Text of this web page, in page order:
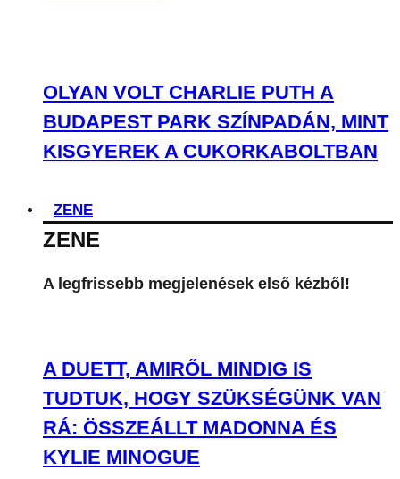
OLYAN VOLT CHARLIE PUTH A
BUDAPEST PARK SZÍNPADÁN, MINT
KISGYEREK A CUKORKABOLTBAN
ZENE
ZENE
A legfrissebb megjelenések első kézből!
A DUETT, AMIRŐL MINDIG IS
TUDTUK, HOGY SZÜKSÉGÜNK VAN
RÁ: ÖSSZEÁLLT MADONNA ÉS
KYLIE MINOGUE